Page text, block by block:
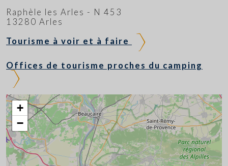
Raphèle les Arles - N 453
13280 Arles
Tourisme à voir et à faire
Offices de tourisme proches du camping
+
−